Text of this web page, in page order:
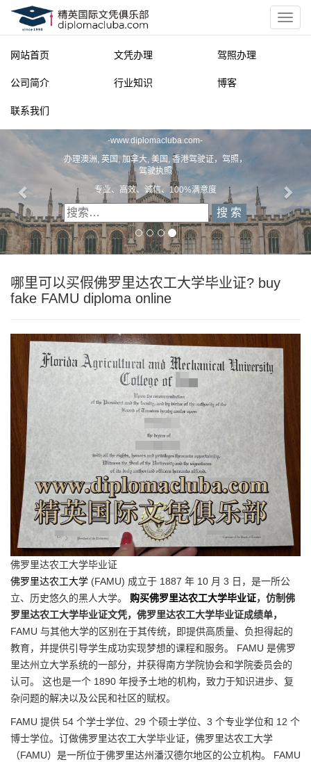
网站首页 文凭办理 驾照办理
公司简介 行业知识 博客
联系我们
-www.diplomacluba.com-
办理澳洲, 英国, 加拿大, 美国, 香港驾驶证，驾照，
驾驶执照
专业、高效、诚信、100%满意度
哪里可以买假佛罗里达农工大学毕业证? buy
fake FAMU diploma online
佛罗里达农工大学毕业证
佛罗里达农工大学 (FAMU) 成立于 1887 年 10 月 3 日，是一所公
立、历史悠久的黑人大学。 购买佛罗里达农工大学毕业证，仿制佛
罗里达农工大学毕业证文凭，佛罗里达农工大学毕业证成绩单，
FAMU 与其他大学的区别在于其传统，即提供高质量、负担得起的
教育，并提供引导学生成功实现梦想的课程和服务。 FAMU 是佛罗
里达州立大学系统的一部分，并获得南方学院协会和学院委员会的
认可。 这也是一个 1890 年授予土地的机构，致力于知识进步、复
杂问题的解决以及公民和社区的赋权。
FAMU 提供 54 个学士学位、29 个硕士学位、3 个专业学位和 12 个
博士学位。订做佛罗里达农工大学毕业证，佛罗里达农工大学
（FAMU）是一所位于佛罗里达州潘汉德尔地区的公立机构。 FAMU